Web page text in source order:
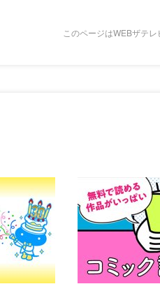
このページはWEBザテ